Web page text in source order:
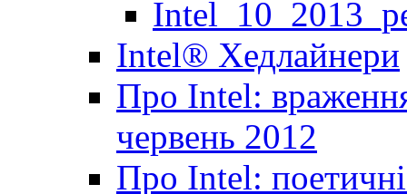
Іntel® Хедлайнери
Про Intel:
червень 2012
Про Intel: